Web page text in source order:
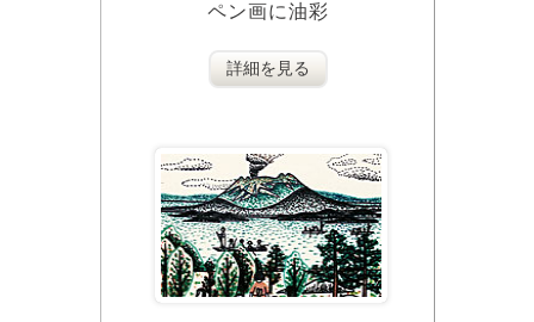
ペン画に油彩
詳細を見る